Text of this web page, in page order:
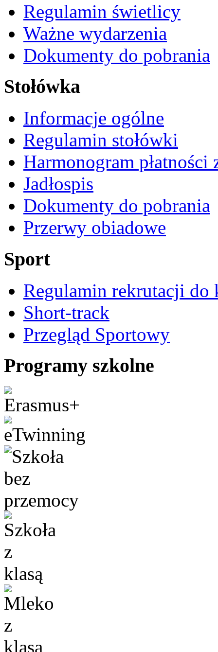
Regulamin świetlicy
Ważne wydarzenia
Dokumenty do pobrania
Stołówka
Informacje ogólne
Regulamin stołówki
Harmonogram płatności
Jadłospis
Dokumenty do pobrania
Przerwy obiadowe
Sport
Regulamin rekrutacji do
Short-track
Przegląd Sportowy
Programy szkolne